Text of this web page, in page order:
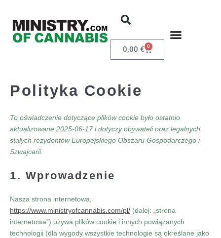
0,00 € 0
Polityka Cookie
To oświadczenie dotyczące plików cookie było ostatnio
aktualizowane 2025-06-17 i dotyczy obywateli oraz legalnych
stałych rezydentów Europejskiego Obszaru Gospodarczego i
Szwajcarii.
1. Wprowadzenie
Nasza strona internetowa,
https://www.ministryofcannabis.com/pl/ (dalej: „strona
internetowa”) używa plików cookie i innych powiązanych
technologii (dla wygody wszystkie technologie są określane jako